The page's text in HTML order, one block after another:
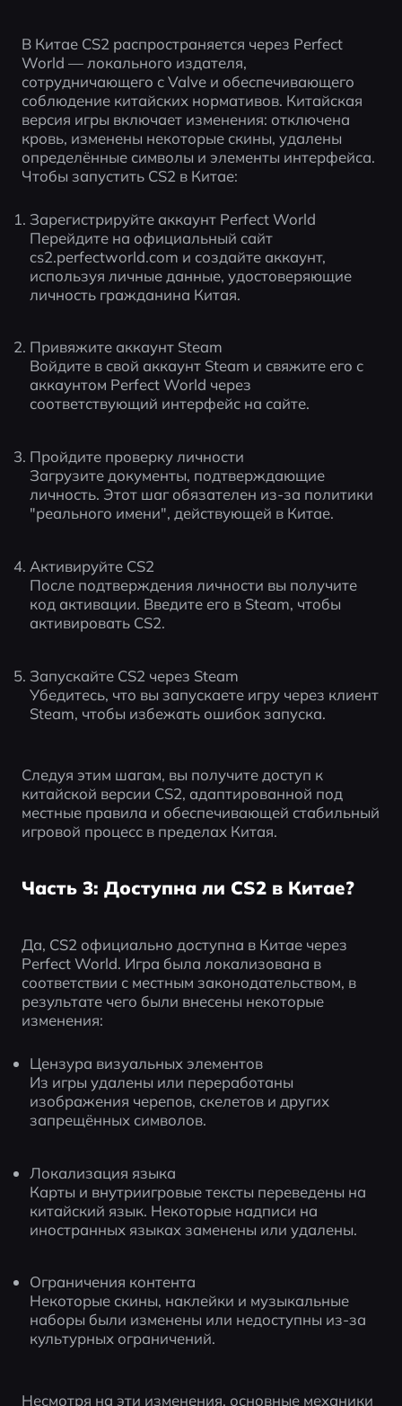
В Китае CS2 распространяется через Perfect
World — локального издателя,
сотрудничающего с Valve и обеспечивающего
соблюдение китайских нормативов. Китайская
версия игры включает изменения: отключена
кровь, изменены некоторые скины, удалены
определённые символы и элементы интерфейса.
Чтобы запустить CS2 в Китае:
Зарегистрируйте аккаунт Perfect World
Перейдите на официальный сайт
cs2.perfectworld.com и создайте аккаунт,
используя личные данные, удостоверяющие
личность гражданина Китая.
Привяжите аккаунт Steam
Войдите в свой аккаунт Steam и свяжите его с
аккаунтом Perfect World через
соответствующий интерфейс на сайте.
Пройдите проверку личности
Загрузите документы, подтверждающие
личность. Этот шаг обязателен из-за политики
"реального имени", действующей в Китае.
Активируйте CS2
После подтверждения личности вы получите
код активации. Введите его в Steam, чтобы
активировать CS2.
Запускайте CS2 через Steam
Убедитесь, что вы запускаете игру через клиент
Steam, чтобы избежать ошибок запуска.
Следуя этим шагам, вы получите доступ к
китайской версии CS2, адаптированной под
местные правила и обеспечивающей стабильный
игровой процесс в пределах Китая.
Часть 3: Доступна ли CS2 в Китае?
Да, CS2 официально доступна в Китае через
Perfect World. Игра была локализована в
соответствии с местным законодательством, в
результате чего были внесены некоторые
изменения:
Цензура визуальных элементов
Из игры удалены или переработаны
изображения черепов, скелетов и других
запрещённых символов.
Локализация языка
Карты и внутриигровые тексты переведены на
китайский язык. Некоторые надписи на
иностранных языках заменены или удалены.
Ограничения контента
Некоторые скины, наклейки и музыкальные
наборы были изменены или недоступны из-за
культурных ограничений.
Несмотря на эти изменения, основные механики